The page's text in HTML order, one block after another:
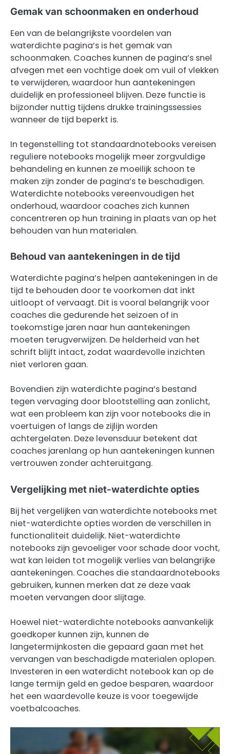
Gemak van schoonmaken en onderhoud
Een van de belangrijkste voordelen van
waterdichte pagina’s is het gemak van
schoonmaken. Coaches kunnen de pagina’s snel
afvegen met een vochtige doek om vuil of vlekken
te verwijderen, waardoor hun aantekeningen
duidelijk en professioneel blijven. Deze functie is
bijzonder nuttig tijdens drukke trainingssessies
wanneer de tijd beperkt is.
In tegenstelling tot standaardnotebooks vereisen
reguliere notebooks mogelijk meer zorgvuldige
behandeling en kunnen ze moeilijk schoon te
maken zijn zonder de pagina’s te beschadigen.
Waterdichte notebooks vereenvoudigen het
onderhoud, waardoor coaches zich kunnen
concentreren op hun training in plaats van op het
behouden van hun materialen.
Behoud van aantekeningen in de tijd
Waterdichte pagina’s helpen aantekeningen in de
tijd te behouden door te voorkomen dat inkt
uitloopt of vervaagt. Dit is vooral belangrijk voor
coaches die gedurende het seizoen of in
toekomstige jaren naar hun aantekeningen
moeten terugverwijzen. De helderheid van het
schrift blijft intact, zodat waardevolle inzichten
niet verloren gaan.
Bovendien zijn waterdichte pagina’s bestand
tegen vervaging door blootstelling aan zonlicht,
wat een probleem kan zijn voor notebooks die in
voertuigen of langs de zijlijn worden
achtergelaten. Deze levensduur betekent dat
coaches jarenlang op hun aantekeningen kunnen
vertrouwen zonder achteruitgang.
Vergelijking met niet-waterdichte opties
Bij het vergelijken van waterdichte notebooks met
niet-waterdichte opties worden de verschillen in
functionaliteit duidelijk. Niet-waterdichte
notebooks zijn gevoeliger voor schade door vocht,
wat kan leiden tot mogelijk verlies van belangrijke
aantekeningen. Coaches die standaardnotebooks
gebruiken, kunnen merken dat ze deze vaak
moeten vervangen door slijtage.
Hoewel niet-waterdichte notebooks aanvankelijk
goedkoper kunnen zijn, kunnen de
langetermijnkosten die gepaard gaan met het
vervangen van beschadigde materialen oplopen.
Investeren in een waterdicht notebook kan op de
lange termijn geld en gedoe besparen, waardoor
het een waardevolle keuze is voor toegewijde
voetbalcoaches.